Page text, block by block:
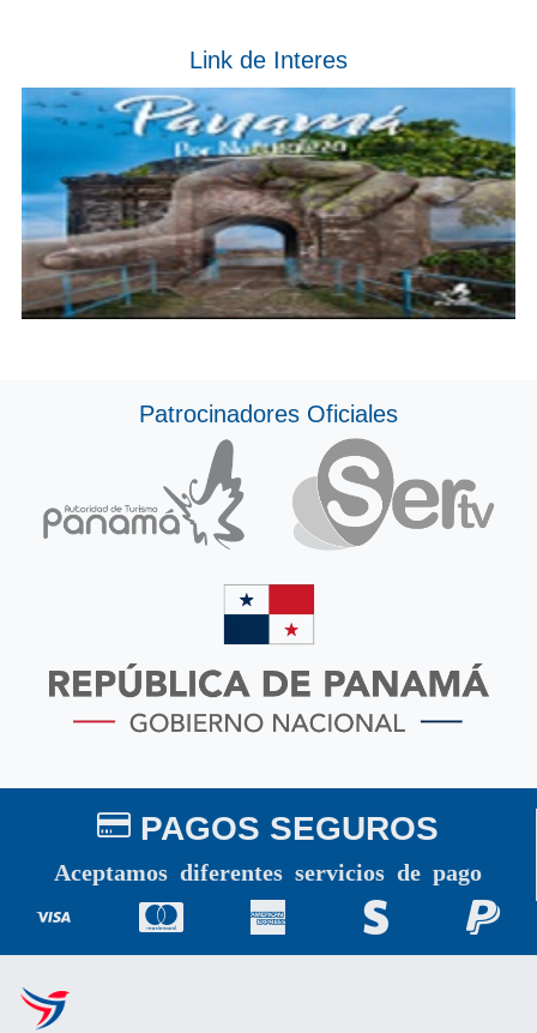
Link de Interes
Patrocinadores Oficiales
PAGOS SEGUROS
Aceptamos diferentes servicios de pago